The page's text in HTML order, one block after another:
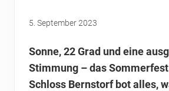
5. September 2023
Sonne, 22 Grad und eine
Stimmung – das
Schloss Bernstorf bot alles,